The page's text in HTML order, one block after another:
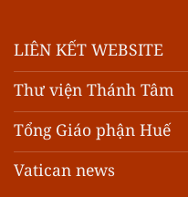
LIÊN KẾT WEBSITE
Thư viện Thánh Tâm
Tổng Giáo phận Huế
Vatican news